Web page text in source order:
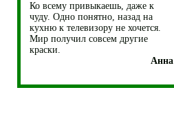
Ко всему привыкаешь, даже к
чуду. Одно понятно, назад на
кухню к телевизору не хочется.
Мир получил совсем другие
краски.
Анна